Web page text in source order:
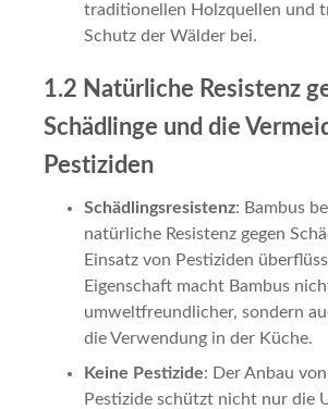
traditionellen Holzquellen und
Schutz der Wälder bei.
1.2 Natürliche Resistenz
Schädlinge und die
Pestiziden
Schädlingsresistenz: Bambus
natürliche Resistenz gegen
Einsatz von Pestiziden
Eigenschaft macht Bambus
umweltfreundlicher, sondern
die Verwendung in der Küche.
Keine Pestizide: Der Anbau
Pestizide schützt nicht nur die